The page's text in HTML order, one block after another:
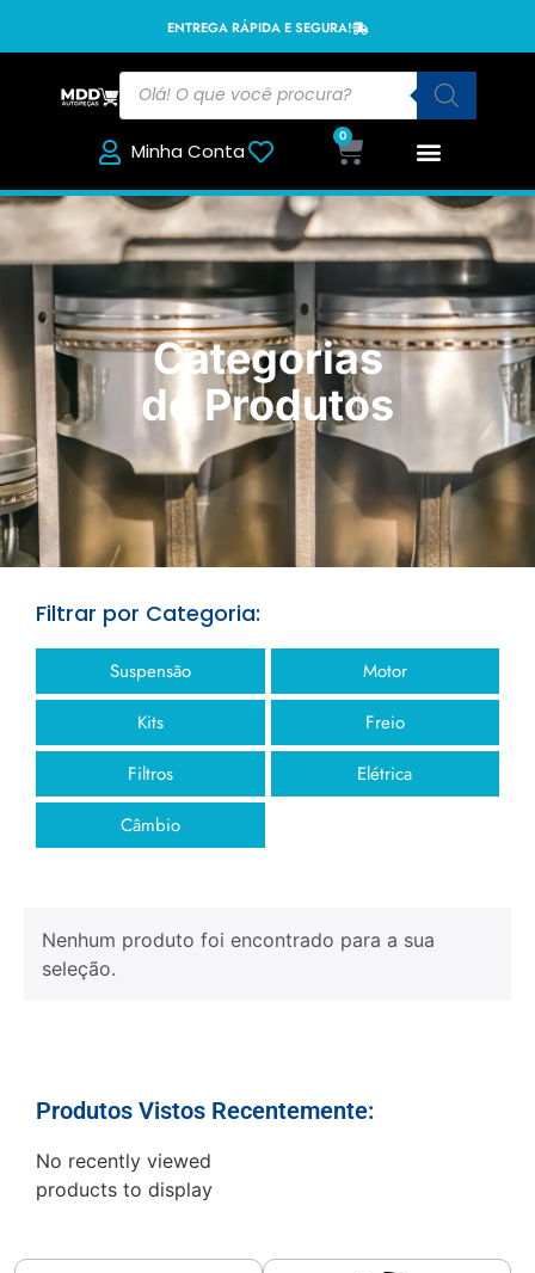
ENTREGA RÁPIDA E SEGURA!
Minha Conta
0
Categorias
de Produtos
Filtrar por Categoria:
Suspensão
Motor
Kits
Freio
Filtros
Elétrica
Câmbio
Nenhum produto foi encontrado para a sua
seleção.
Produtos Vistos Recentemente:
No recently viewed
products to display